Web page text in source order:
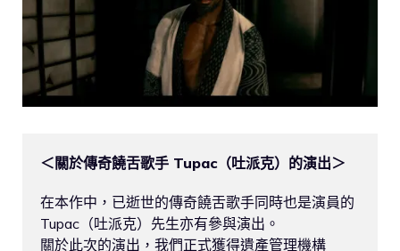
＜關於傳奇饒舌歌手 Tupac（吐派克）的演出＞
在本作中，已逝世的傳奇饒舌歌手同時也是演員的
Tupac（吐派克）先生亦有參與演出。
關於此次的演出，我們正式獲得遺產管理機構